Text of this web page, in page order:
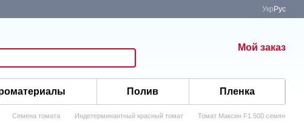
Укр Рус
Мой заказ
Полив Пленка
Семена томата Индетерминантный красный томат Томат Максин F1 500 семян